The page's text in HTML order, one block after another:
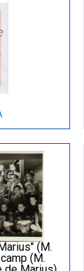
(M.
(M.